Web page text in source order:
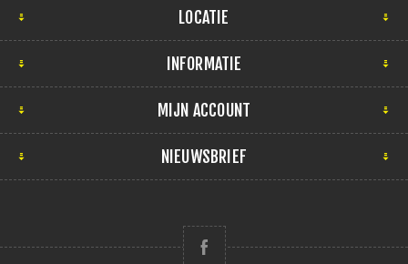
LOCATIE
INFORMATIE
MIJN ACCOUNT
NIEUWSBRIEF